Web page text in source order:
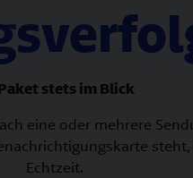
stets im Blick
eine oder mehrere
Echtzeit.